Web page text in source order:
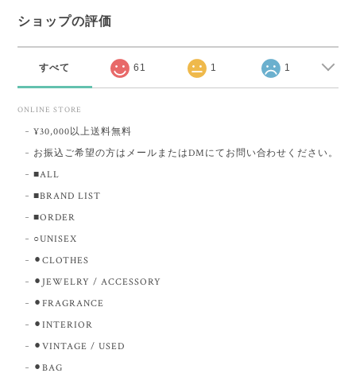
ショップの評価
すべて 61 1 1
ONLINE STORE
¥30,000以上送料無料
お振込ご希望の方はメールまたはDMにてお問い合わせください。
■ALL
■BRAND LIST
■ORDER
○UNISEX
⚫︎CLOTHES
⚫︎JEWELRY / ACCESSORY
⚫︎FRAGRANCE
⚫︎INTERIOR
⚫︎VINTAGE / USED
⚫︎BAG